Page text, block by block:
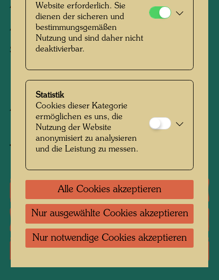
Architekturzeichnung,
Aquarell
Sketch for the façade
1988
Aquarell auf einer Kopie der Ansicht
Objekt zum Werk kaufen
Einzelausstellungen
Literatur: Monographien
Literatur: Ausstellungskataloge
Website erforderlich. Sie
dienen der sicheren und
bestimmungsgemäßen
Nutzung und sind daher nicht
deaktivierbar.
Statistik
Cookies dieser Kategorie
ermöglichen es uns, die
Nutzung der Website
anonymisiert zu analysieren
und die Leistung zu messen.
Alle Cookies akzeptieren
Nur ausgewählte Cookies akzeptieren
Nur notwendige Cookies akzeptieren